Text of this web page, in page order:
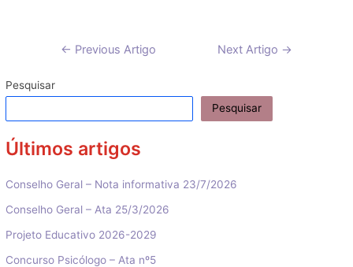
Navegação
artigos
← Previous Artigo Next Artigo →
Pesquisar
Pesquisar
Últimos artigos
Conselho Geral – Nota informativa 23/7/2026
Conselho Geral – Ata 25/3/2026
Projeto Educativo 2026-2029
Concurso Psicólogo – Ata nº5